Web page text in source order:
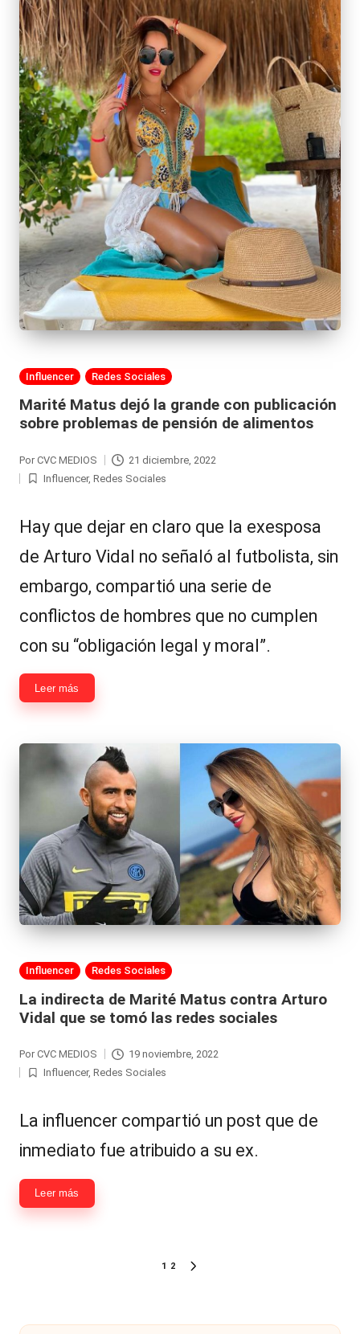
Publicada
Influencer Redes Sociales
Marité Matus dejó la grande con publicación
sobre problemas de pensión de alimentos
por
Por CVC MEDIOS 21 diciembre, 2022
Publicada
Influencer, Redes Sociales
Hay que dejar en claro que la exesposa
de Arturo Vidal no señaló al futbolista, sin
embargo, compartió una serie de
conflictos de hombres que no cumplen
con su “obligación legal y moral”.
Leer más
Publicada
Influencer Redes Sociales
La indirecta de Marité Matus contra Arturo
Vidal que se tomó las redes sociales
por
Por CVC MEDIOS 19 noviembre, 2022
Publicada
Influencer, Redes Sociales
La influencer compartió un post que de
inmediato fue atribuido a su ex.
Leer más
1 2